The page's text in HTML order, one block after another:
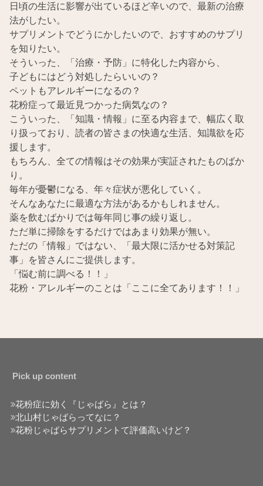
日頃の生活に影響が出ているほど辛いので、最新の治療
法がしたい。
サプリメントでどうにかしたいので、おすすめのサプリ
を知りたい。
そういった、「治療・予防」に特化した内容から、
子どもにはどう対処したらいいの？
ペットもアレルギーになるの？
花粉症って最近見つかった病気なの？
こういった、「知識・情報」に至る内容まで、幅広く取
り扱っており、読者の皆さまの快適な生活、知識欲を応
援します。
もちろん、全ての情報はその効果が実証されたものばか
り。
毎年が憂鬱になる、年々症状が悪化していく。
そんなあなたに最適な方法があるかもしれません。
薬を飲むばかりでは毎年同じ事の繰り返し。
ただ単に掃除をするだけではあまり効果が無い。
ただの「情報」ではない、「最大限に活かせる対策記
事」を皆さんにご提供します。
「悩む前に調べる！！」
花粉・アレルギーのことは「ここに全てあります！！」
Pick up content
花粉症に効く『じゃばら』とは？
北山村じゃばらってなに？
花粉じゃばらサプリメントて評価高いけど？